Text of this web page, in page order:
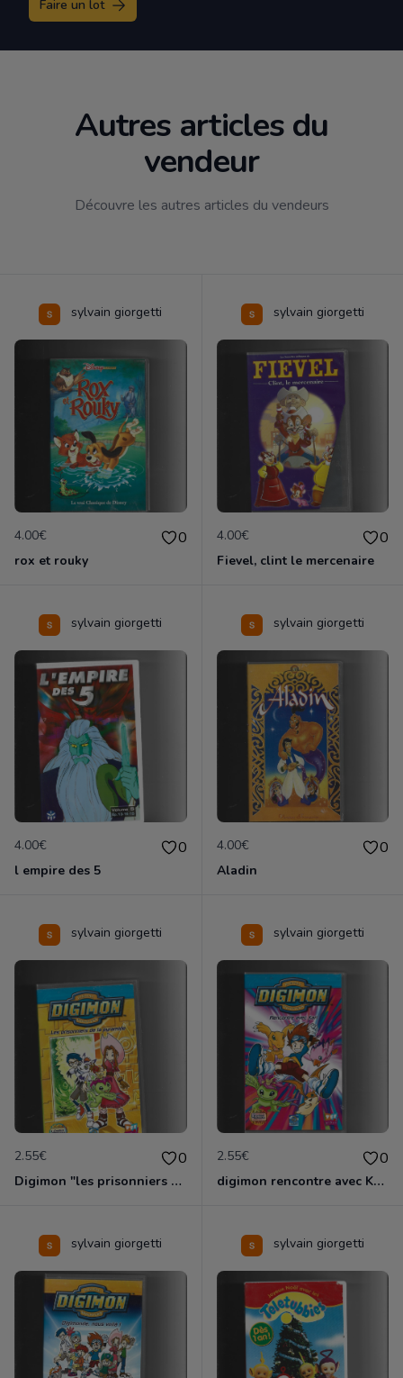
Faire un lot
Autres articles du
vendeur
Découvre les autres articles du vendeurs
sylvain giorgetti
4.00€ 0
rox et rouky
sylvain giorgetti
4.00€ 0
Fievel, clint le mercenaire
sylvain giorgetti
4.00€ 0
l empire des 5
sylvain giorgetti
4.00€ 0
Aladin
sylvain giorgetti
2.55€ 0
Digimon "les prisonniers de la pyramide"
sylvain giorgetti
2.55€ 0
digimon rencontre avec Kari
sylvain giorgetti sylvain giorgetti